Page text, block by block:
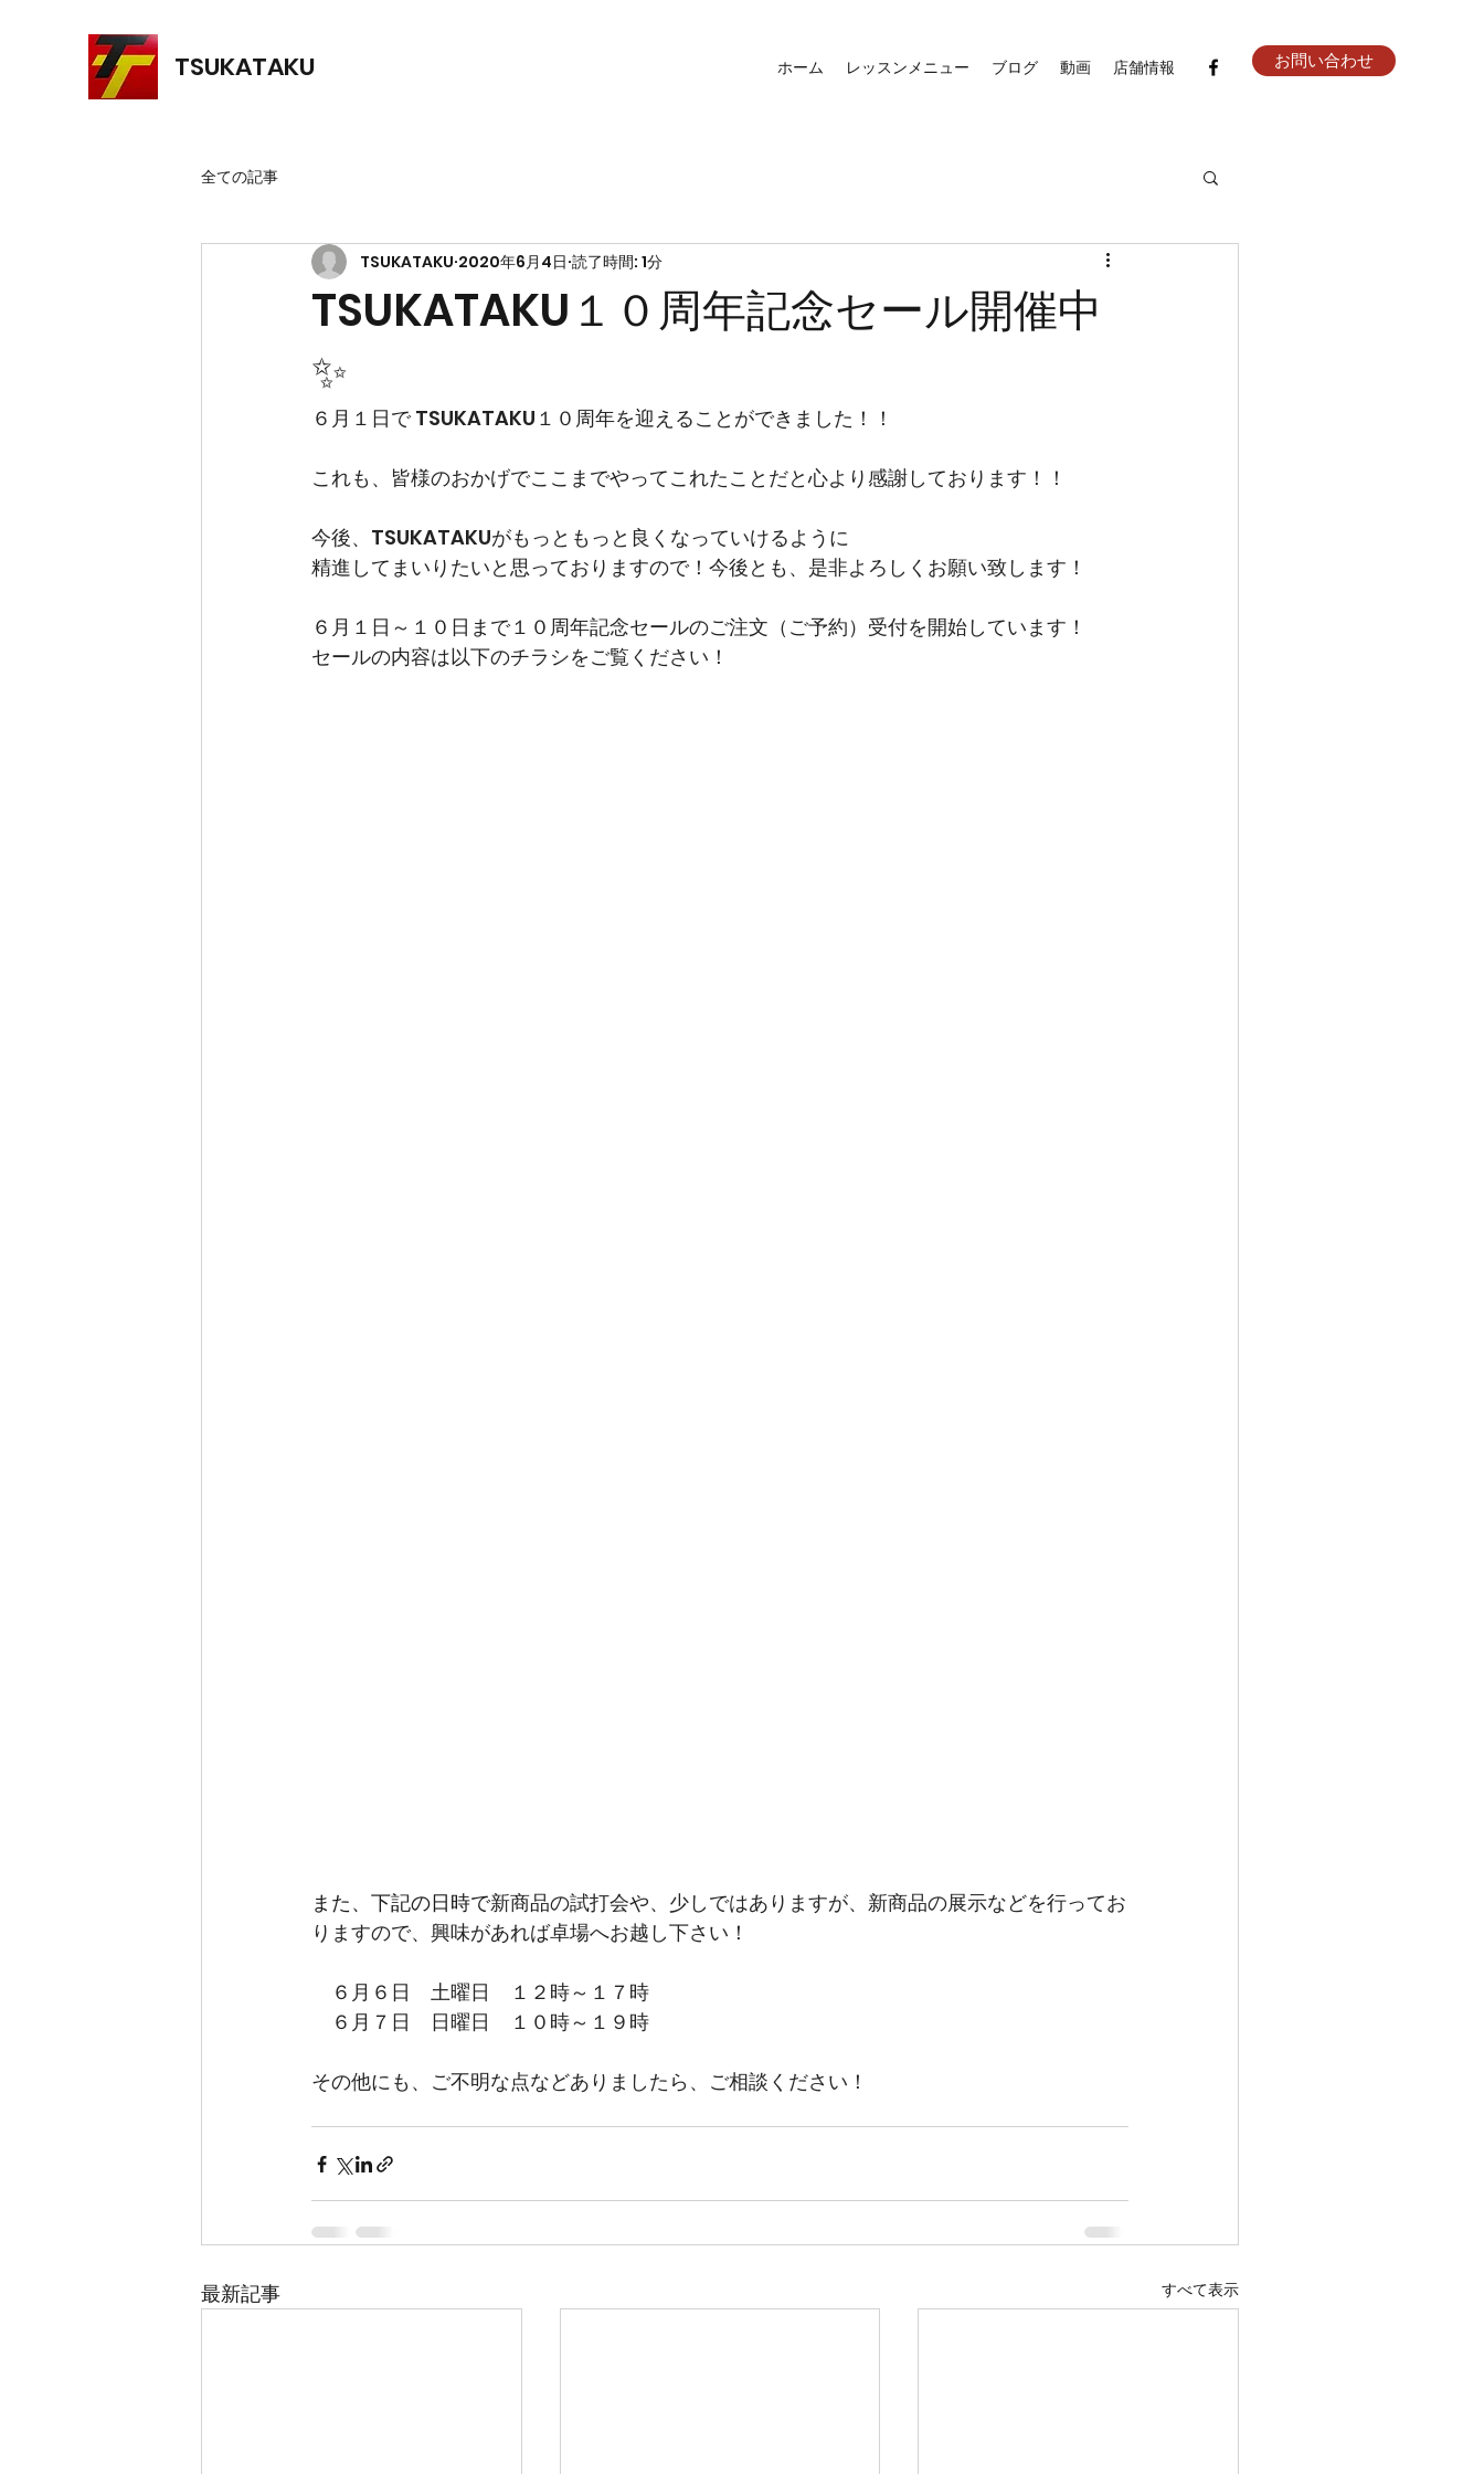
TSUKATAKU ホーム レッスンメニュー ブログ 動画 店舗情報 お問い合わせ
全ての記事
TSUKATAKU１０周年記念セール開催中
✨
TSUKATAKU 2020年6月4日 読了時間: 1分
６月１日で TSUKATAKU１０周年を迎えることができました！！
これも、皆様のおかげでここまでやってこれたことだと心より感謝しております！！
今後、TSUKATAKUがもっともっと良くなっていけるように
精進してまいりたいと思っておりますので！今後とも、是非よろしくお願い致します！
６月１日～１０日まで１０周年記念セールのご注文（ご予約）受付を開始しています！
セールの内容は以下のチラシをご覧ください！
また、下記の日時で新商品の試打会や、少しではありますが、新商品の展示などを行ってお
りますので、興味があれば卓場へお越し下さい！
６月６日　土曜日　１２時～１７時
６月７日　日曜日　１０時～１９時
その他にも、ご不明な点などありましたら、ご相談ください！
最新記事 すべて表示